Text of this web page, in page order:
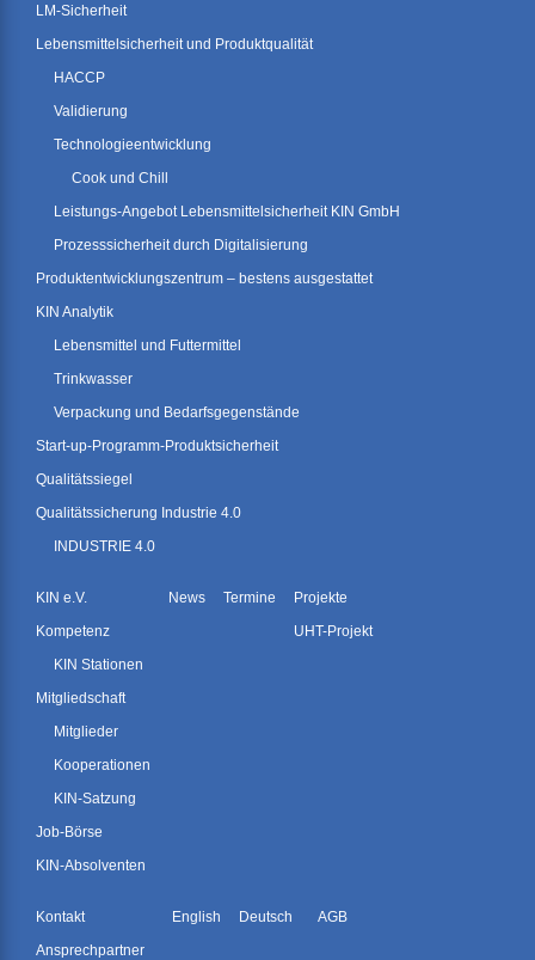
LM-Sicherheit
Lebensmittelsicherheit und Produktqualität
HACCP
Validierung
Technologieentwicklung
Cook und Chill
Leistungs-Angebot Lebensmittelsicherheit KIN GmbH
Prozesssicherheit durch Digitalisierung
Produktentwicklungszentrum – bestens ausgestattet
KIN Analytik
Lebensmittel und Futtermittel
Trinkwasser
Verpackung und Bedarfsgegenstände
Start-up-Programm-Produktsicherheit
Qualitätssiegel
Qualitätssicherung Industrie 4.0
INDUSTRIE 4.0
KIN e.V.
Kompetenz
KIN Stationen
Mitgliedschaft
Mitglieder
Kooperationen
KIN-Satzung
Job-Börse
KIN-Absolventen
News Termine
Projekte
UHT-Projekt
Kontakt
Ansprechpartner
English Deutsch AGB